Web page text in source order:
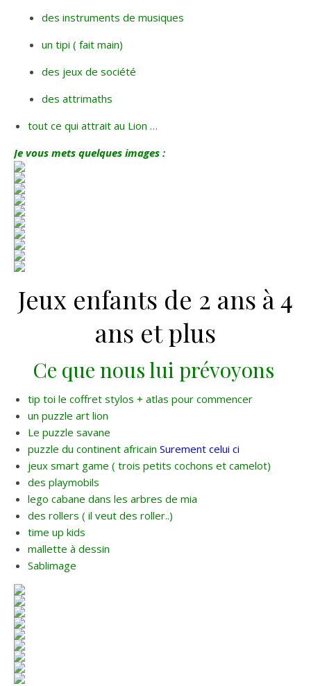
des instruments de musiques
un tipi ( fait main)
des jeux de société
des attrimaths
tout ce qui attrait au Lion …
Je vous mets quelques images :
Jeux enfants de 2 ans à 4
ans et plus
Ce que nous lui prévoyons
tip toi le coffret stylos + atlas pour commencer
un puzzle art lion
Le puzzle savane
puzzle du continent africain Surement celui ci
jeux smart game ( trois petits cochons et camelot)
des playmobils
lego cabane dans les arbres de mia
des rollers ( il veut des roller..)
time up kids
mallette à dessin
Sablimage